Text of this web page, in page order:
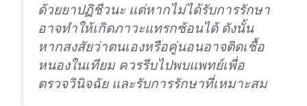
ด้วยยาปฏิชีวนะ แต่หากไม่ได้รับการรักษา
อาจทำให้เกิดภาวะแทรกซ้อนได้ ดังนั้น
หากสงสัยว่าตนเองหรือคู่นอนอาจติดเชื้อ
หนองในเทียม ควรรีบไปพบแพทย์เพื่อ
ตรวจวินิจฉัย และรับการรักษาที่เหมาะสม